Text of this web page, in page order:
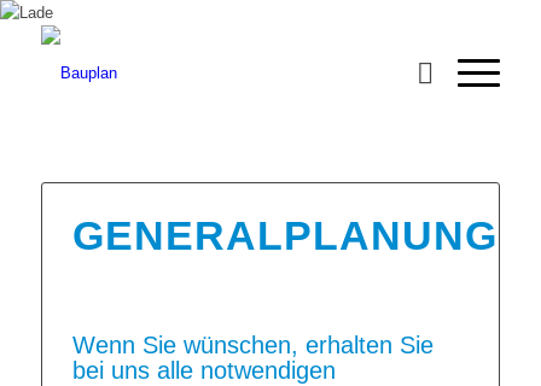
GENERALPLANUNG
Wenn Sie wünschen, erhalten Sie
bei uns alle notwendigen